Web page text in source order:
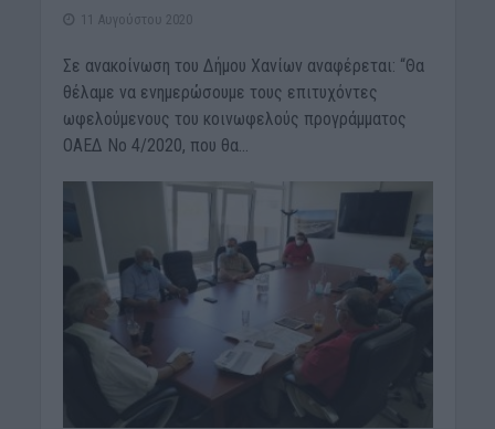
11 Αυγούστου 2020
Σε ανακοίνωση του Δήμου Χανίων αναφέρεται: “Θα
θέλαμε να ενημερώσουμε τους επιτυχόντες
ωφελούμενους του κοινωφελούς προγράμματος
ΟΑΕΔ Νο 4/2020, που θα...